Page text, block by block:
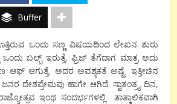
Buffer
ಒಂದು ಸಣ್ಣ ವಿಷಯದಿಂದ ಲೇಖನ ಶುರು
ಒಂದು ಬಲ್ಬ್ ಇರುತ್ತೆ. ಫ್ರಿಜ್ ತೆಗೆದಾಗ ಮಾತ್ರ ಅದು
ಆಫ್ ಆಗುತ್ತೆ. ಅದರ ಅವಶ್ಯಕತೆ ಅಷ್ಟೆ. ಇತ್ತೀಚಿನ
ದೇಶಪ್ರೇಮವು ಹಾಗೇ ಆಗಿದೆ. ಸ್ವಾತಂತ್ರ್ಯ ದಿನ,
ಇಂಥ ಸಂದರ್ಭಗಳಲ್ಲಿ ತಾತ್ಕಾಲಿಕವಾಗಿ